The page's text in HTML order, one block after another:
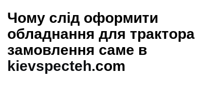
Чому слід оформити
обладнання для трактора
замовлення саме в
kievspecteh.com